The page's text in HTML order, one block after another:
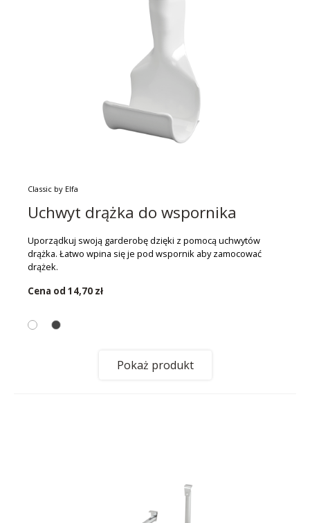
Classic by Elfa
Uchwyt drążka do wspornika
Uporządkuj swoją garderobę dzięki z pomocą uchwytów
drążka. Łatwo wpina się je pod wspornik aby zamocować
drążek.
Cena od 14,70 zł
Pokaż produkt